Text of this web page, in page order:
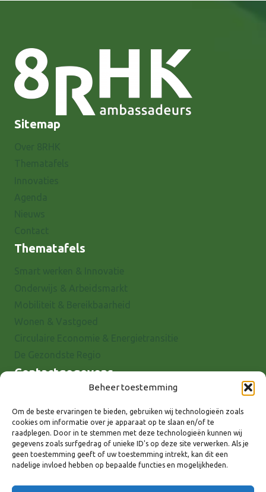
Beheer toestemming
Om de beste ervaringen te bieden, gebruiken wij technologieën zoals
cookies om informatie over je apparaat op te slaan en/of te
raadplegen. Door in te stemmen met deze technologieën kunnen wij
gegevens zoals surfgedrag of unieke ID's op deze site verwerken. Als je
geen toestemming geeft of uw toestemming intrekt, kan dit een
nadelige invloed hebben op bepaalde functies en mogelijkheden.
Sitemap
Thematafels
Contactgegevens
7001 EX Doetinchem
E-mail: info@8rhk.nl
Telefoonnummers
Privacyverklaring